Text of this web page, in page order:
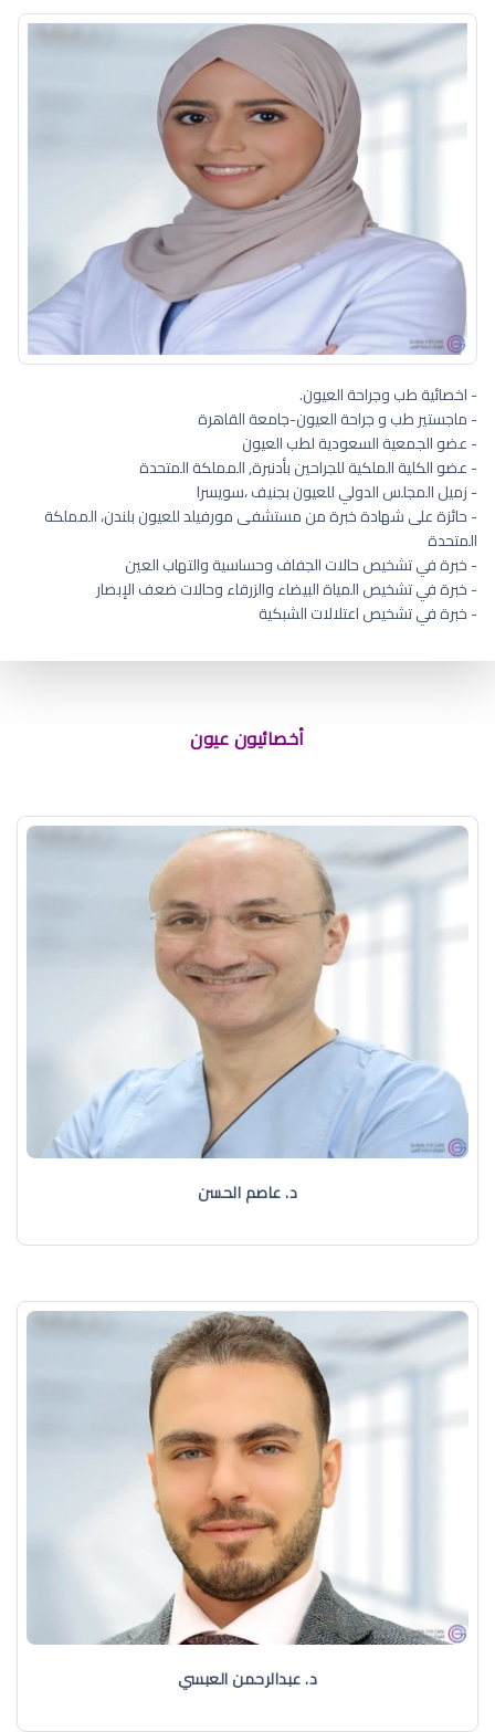
- اخصائية طب وجراحة العيون.
- ماجستير طب و جراحة العيون-جامعة القاهرة
- عضو الجمعية السعودية لطب العيون
- عضو الكلية الملكية للجراحين بأدنبرة, المملكة المتحدة
- زميل المجلس الدولي للعيون بجنيف ،سويسرا
- حائزة على شهادة خبرة من مستشفى مورفيلد للعيون بلندن، المملكة
المتحدة
- خبرة في تشخيص حالات الجفاف وحساسية والتهاب العين
- خبرة في تشخيص المياة البيضاء والزرقاء وحالات ضعف الإبصار
- خبرة في تشخيص اعتلالات الشبكية
متلازمة العين الصغيرة
أخصائيون عيون
د. عاصم الحسن
د. عبدالرحمن العبسي